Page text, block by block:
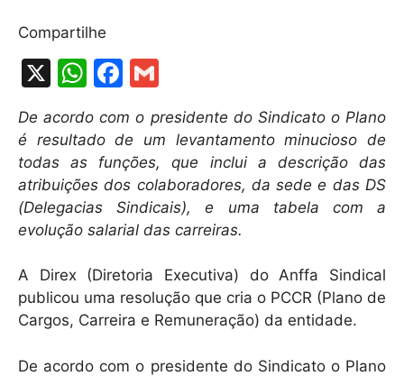
Compartilhe
X
W
at
s
A
p
p
F
c
e
b
o
o
k
ai
De acordo com o presidente do Sindicato o Plano
é resultado de um levantamento minucioso de
todas as funções, que inclui a descrição das
atribuições dos colaboradores, da sede e das DS
(Delegacias Sindicais), e uma tabela com a
evolução salarial das carreiras.
A Direx (Diretoria Executiva) do Anffa Sindical
publicou uma resolução que cria o PCCR (Plano de
Cargos, Carreira e Remuneração) da entidade.
De acordo com o presidente do Sindicato o Plano